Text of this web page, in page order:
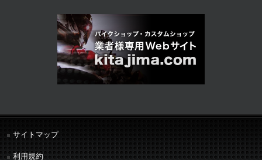
サイトマップ
利用規約